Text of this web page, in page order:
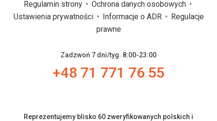
Regulamin strony
Ochrona danych osobowych
Ustawienia prywatności
Informacje o ADR
Regulacje
prawne
Zadzwoń 7 dni/tyg. 8:00-23:00
+48 71 771 76 55
Reprezentujemy blisko 60 zweryfikowanych polskich i